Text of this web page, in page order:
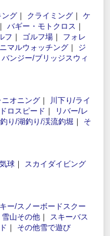
ング ｜ クライミング ｜ ケ
｜ バギー・モトクロス ｜
フ ｜ ゴルフ場 ｜ フォレ
マルウォッチング ｜ ジ
バンジー/ブリッジスウィ
ニオニング ｜
川下り/ライ
ロスピード ｜
リバー/レ
り/湖釣り/渓流釣堀 ｜ そ
球 ｜ スカイダイビング
ー/スノーボードスクー
雪山その他 ｜ スキーバス
｜ その他雪で遊び